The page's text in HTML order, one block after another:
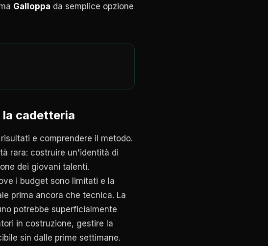
Galloppa da semplice opzione
la cadetteria
e comprendere il metodo.
rara: costruire un'identità di
dei giovani talenti.
i budget sono limitati e la
prima ancora che tecnica. La
potrebbe superficialmente
in costruzione, gestire la
sin dalle prime settimane.